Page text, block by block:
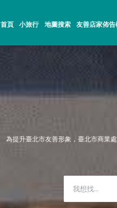
首頁 小旅行 地圖搜索 友善店家佈告
為提升臺北市友善形象，臺北市商業